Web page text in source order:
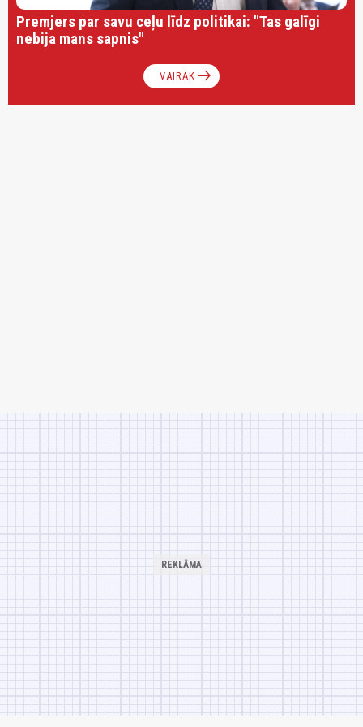
Premjers par savu ceļu līdz politikai: "Tas galīgi
nebija mans sapnis"
VAIRĀK arrow_right_alt